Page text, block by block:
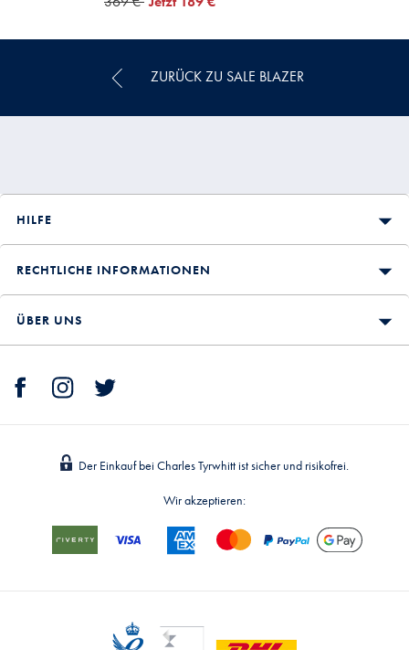
€
€
ZURÜCK ZU SALE BLAZER
HILFE
RECHTLICHE INFORMATIONEN
ÜBER UNS
Der Einkauf bei Charles Tyrwhitt ist sicher und risikofrei.
Wir akzeptieren: